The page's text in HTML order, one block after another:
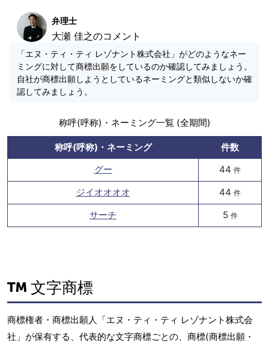
弁理士
大瀬 佳之のコメント
「エヌ・ティ・ティ レゾナント株式会社」がどのようなネー
ミングに対して商標出願をしているのか確認してみましょう。
自社が商標出願しようとしているネーミングと類似しないか確
認してみましょう。
称呼(呼称)・ネーミング一覧 (全期間)
称呼(呼称)・ネーミング
件数
グー
44 件
ジイオオオオ 44 件
サーチ 5 件
文字商標
商標権者・商標出願人「エヌ・ティ・ティ レゾナント株式会
社」が保有する、代表的な文字商標ごとの、商標(商標出願・